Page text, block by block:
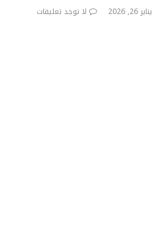
يناير 26, 2026
لا توجد تعليقات